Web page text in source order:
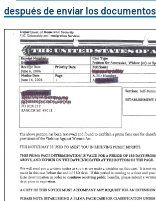
después de enviar los documentos